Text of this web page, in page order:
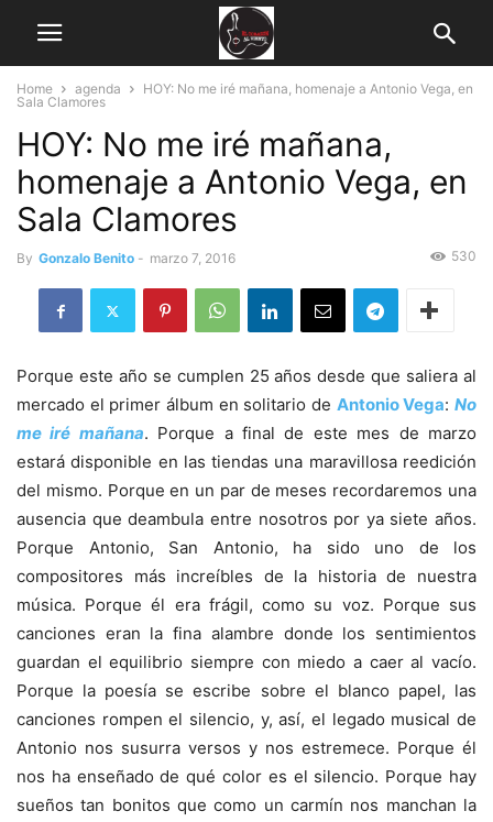
Home agenda
HOY: No me iré mañana, homenaje a Antonio Vega, en
Sala Clamores
HOY: No me iré mañana,
homenaje a Antonio Vega, en
Sala Clamores
By Gonzalo Benito - marzo 7, 2016 530
Porque este año se cumplen 25 años desde que saliera al
mercado el primer álbum en solitario de Antonio Vega:No
me iré mañana. Porque a final de este mes de marzo
estará disponible en las tiendas una maravillosa reedición
del mismo. Porque en un par de meses recordaremos una
ausencia que deambula entre nosotros por ya siete años.
Porque Antonio, San Antonio, ha sido uno de los
compositores más increíbles de la historia de nuestra
música. Porque él era frágil, como su voz. Porque sus
canciones eran la fina alambre donde los sentimientos
guardan el equilibrio siempre con miedo a caer al vacío.
Porque la poesía se escribe sobre el blanco papel, las
canciones rompen el silencio, y, así, el legado musical de
Antonio nos susurra versos y nos estremece. Porque él
nos ha enseñado de qué color es el silencio. Porque hay
sueños tan bonitos que como un carmín nos manchan la